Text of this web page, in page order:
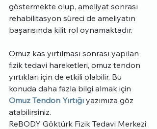
göstermekte olup, ameliyat sonrası
rehabilitasyon süreci de ameliyatın
başarısında kilit rol oynamaktadır.
Omuz kas yırtılması sonrası yapılan
fizik tedavi hareketleri, omuz tendon
yırtıkları için de etkili olabilir. Bu
konuda daha fazla bilgi almak için
Omuz Tendon Yırtığı yazımıza göz
atabilirsiniz.
ReBODY Göktürk Fizik Tedavi Merkezi